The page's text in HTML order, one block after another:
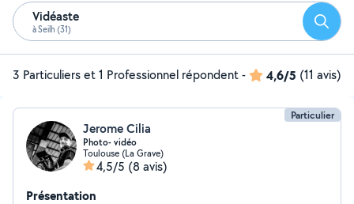
Vidéaste
à Seilh (31)
3 Particuliers et 1 Professionnel répondent- 4,6/5 (11 avis)
Particulier
Jerome Cilia
Photo- vidéo
Toulouse (La Grave)
4,5/5 (8 avis)
Présentation